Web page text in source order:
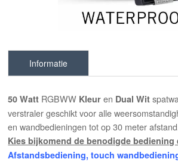
Informatie
50 Watt RGBWW Kleur en Dual Wit
verstraler geschikt voor alle
en wandbedieningen tot op 30 meter
Kies bijkomend de benodigde
Afstandsbediening, touch